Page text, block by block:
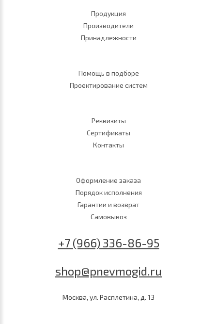
Продукция
Производители
Принадлежности
Помощь в подборе
Проектирование систем
Реквизиты
Сертификаты
Контакты
Оформление заказа
Порядок исполнения
Гарантии и возврат
Самовывоз
+7 (966) 336-86-95
shop@pnevmogid.ru
Москва, ул. Расплетина, д. 13